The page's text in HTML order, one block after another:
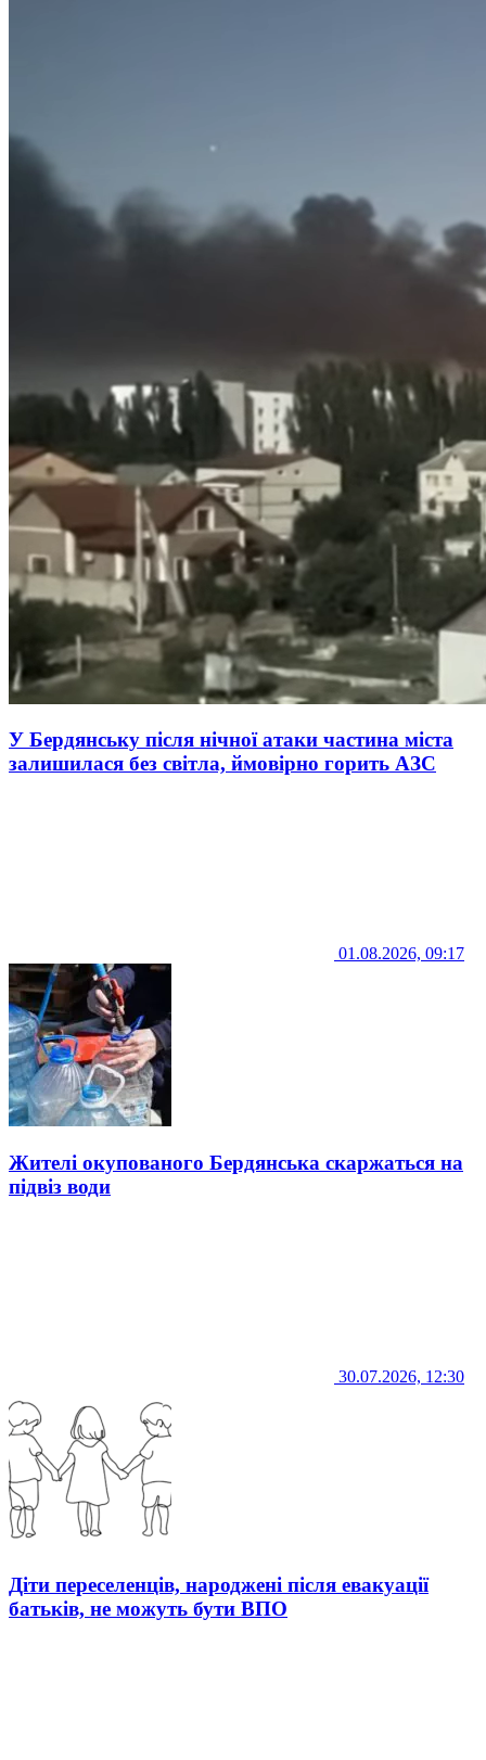
У Бердянську після нічної атаки частина міста
залишилася без світла, ймовірно горить АЗС
01.08.2026, 09:17
Жителі окупованого Бердянська скаржаться на
підвіз води
30.07.2026, 12:30
Діти переселенців, народжені після евакуації
батьків, не можуть бути ВПО